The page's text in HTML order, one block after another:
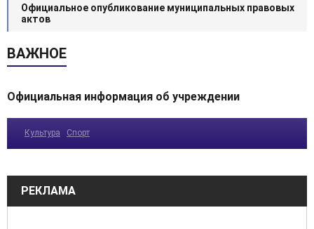
Официальное опубликование муниципальных правовых
актов
ВАЖНОЕ
Официальная информация об учреждении
Культура Спорт
РЕКЛАМА